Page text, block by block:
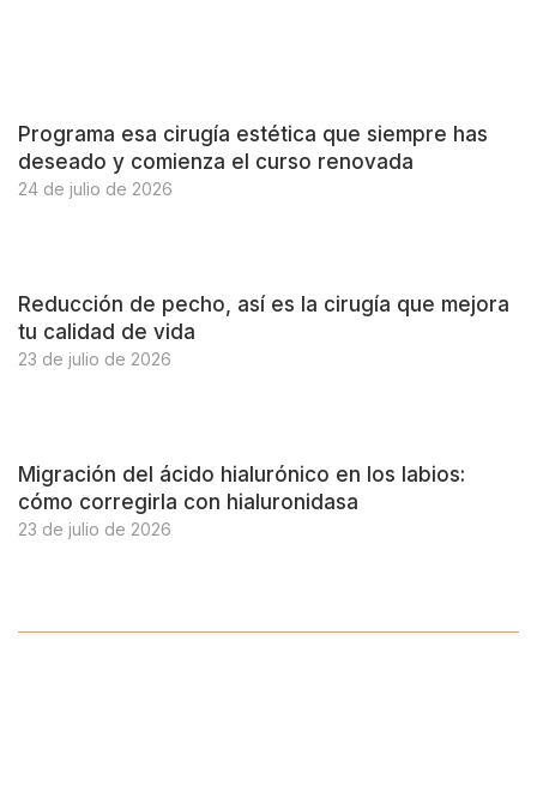
Programa esa cirugía estética que siempre has
deseado y comienza el curso renovada
24 de julio de 2026
Reducción de pecho, así es la cirugía que mejora
tu calidad de vida
23 de julio de 2026
Migración del ácido hialurónico en los labios:
cómo corregirla con hialuronidasa
23 de julio de 2026